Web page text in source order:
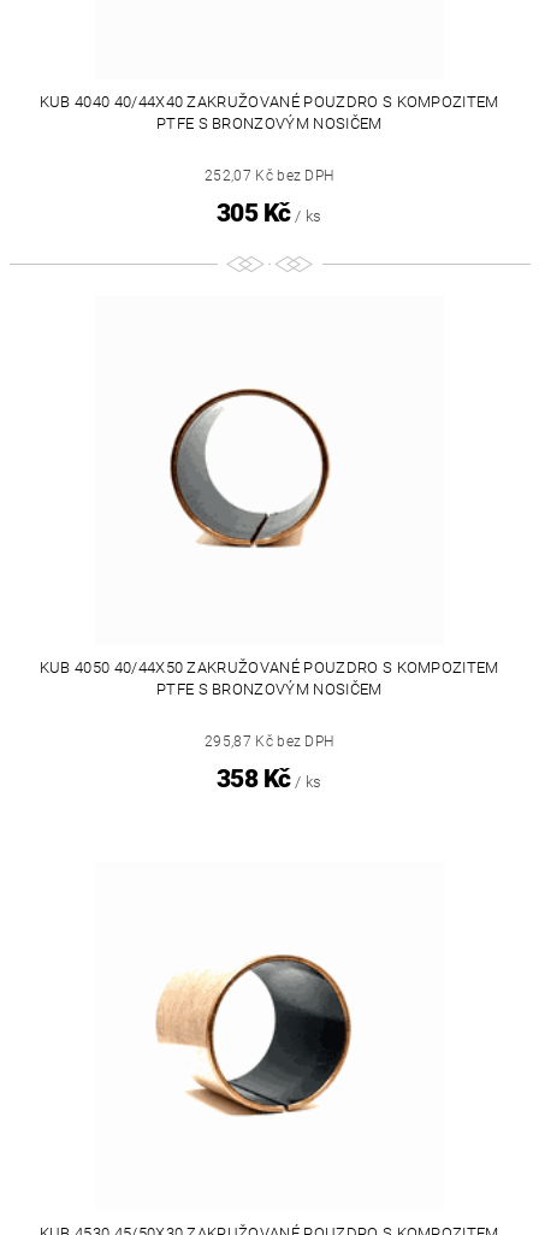
KUB 4040 40/44X40 ZAKRUŽOVANÉ POUZDRO S KOMPOZITEM
PTFE S BRONZOVÝM NOSIČEM
252,07 Kč bez DPH
305 Kč / ks
KUB 4050 40/44X50 ZAKRUŽOVANÉ POUZDRO S KOMPOZITEM
PTFE S BRONZOVÝM NOSIČEM
295,87 Kč bez DPH
358 Kč / ks